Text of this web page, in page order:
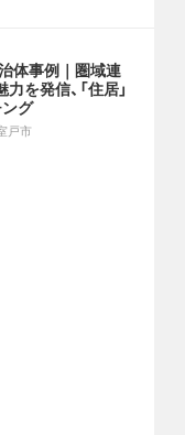
体事例｜圏域連
を発信、「住居」
ング
戸市